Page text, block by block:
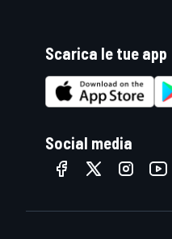
Scarica le tue app
Social media